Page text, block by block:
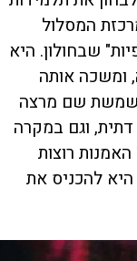
המסלול
שבחולון. היא
ומשכה אותה
שם מרצה
וגם במקרה
רוצות
להכניס את